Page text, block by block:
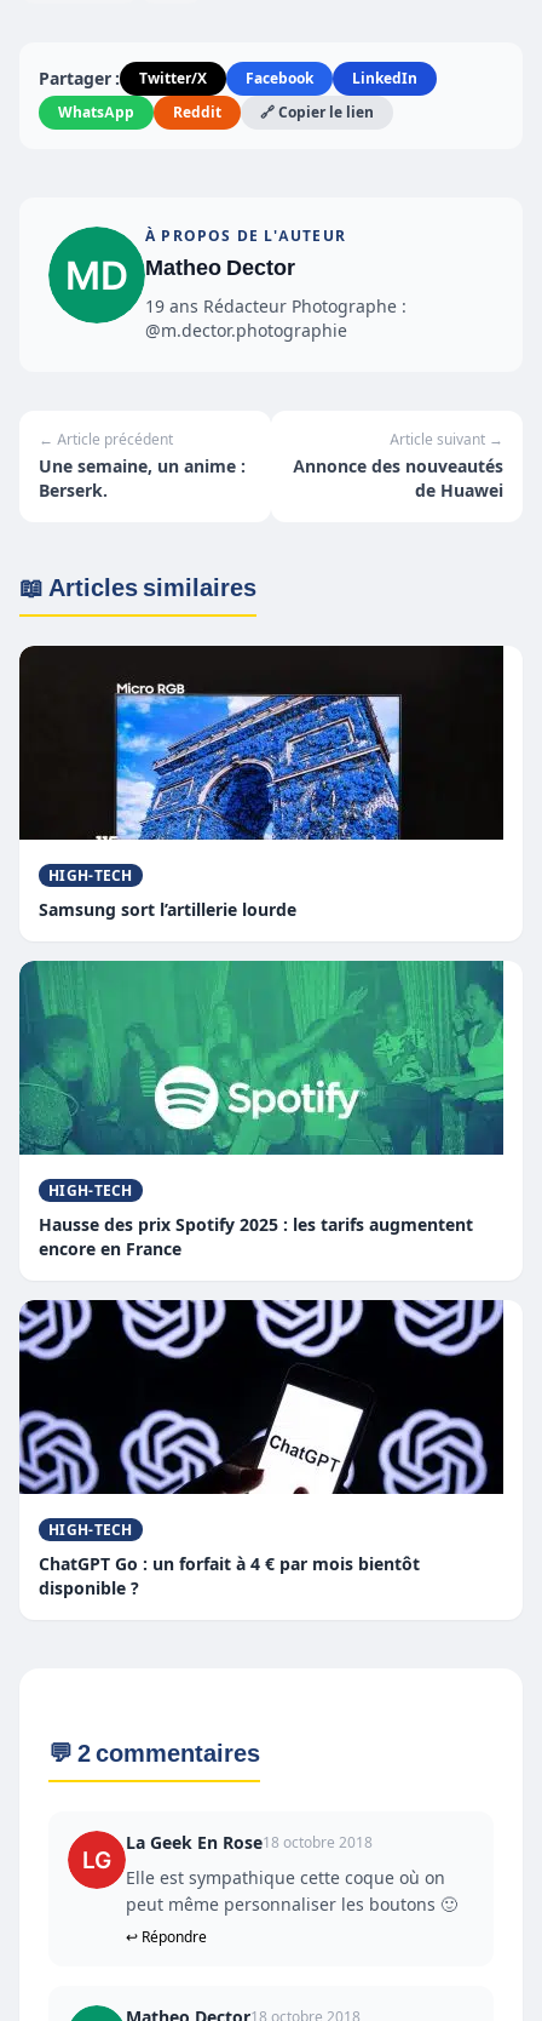
Partager : Twitter/X Facebook
LinkedIn
WhatsApp
Reddit 🔗 Copier le lien
À PROPOS DE L'AUTEUR
Matheo Dector
19 ans Rédacteur Photographe :
@m.dector.photographie
← Article précédent
Une semaine, un anime :
Berserk.
Article suivant →
Annonce des nouveautés
de Huawei
📖 Articles similaires
HIGH-TECH
Samsung sort l’artillerie lourde
HIGH-TECH
Hausse des prix Spotify 2025 : les tarifs augmentent
encore en France
HIGH-TECH
ChatGPT Go : un forfait à 4 € par mois bientôt
disponible ?
💬 2 commentaires
La Geek En Rose18 octobre 2018
Elle est sympathique cette coque où on
peut même personnaliser les boutons 🙂
↩ Répondre
18 octobre 2018